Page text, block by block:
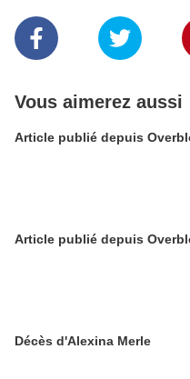
Vous aimerez aussi
Article publié depuis
Article publié depuis
Décès d'Alexina Merle